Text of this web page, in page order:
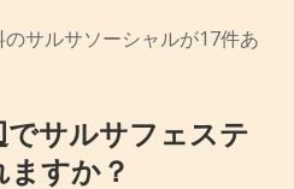
サルサソーシャルが17件あ
サルサフェステ
すか？